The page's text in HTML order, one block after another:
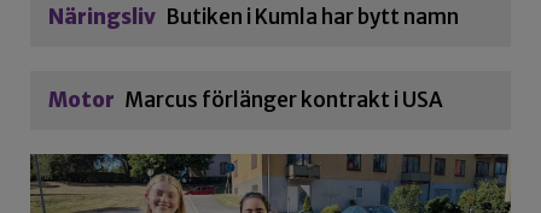
Näringsliv Butiken i Kumla har bytt namn
Motor Marcus förlänger kontrakt i USA